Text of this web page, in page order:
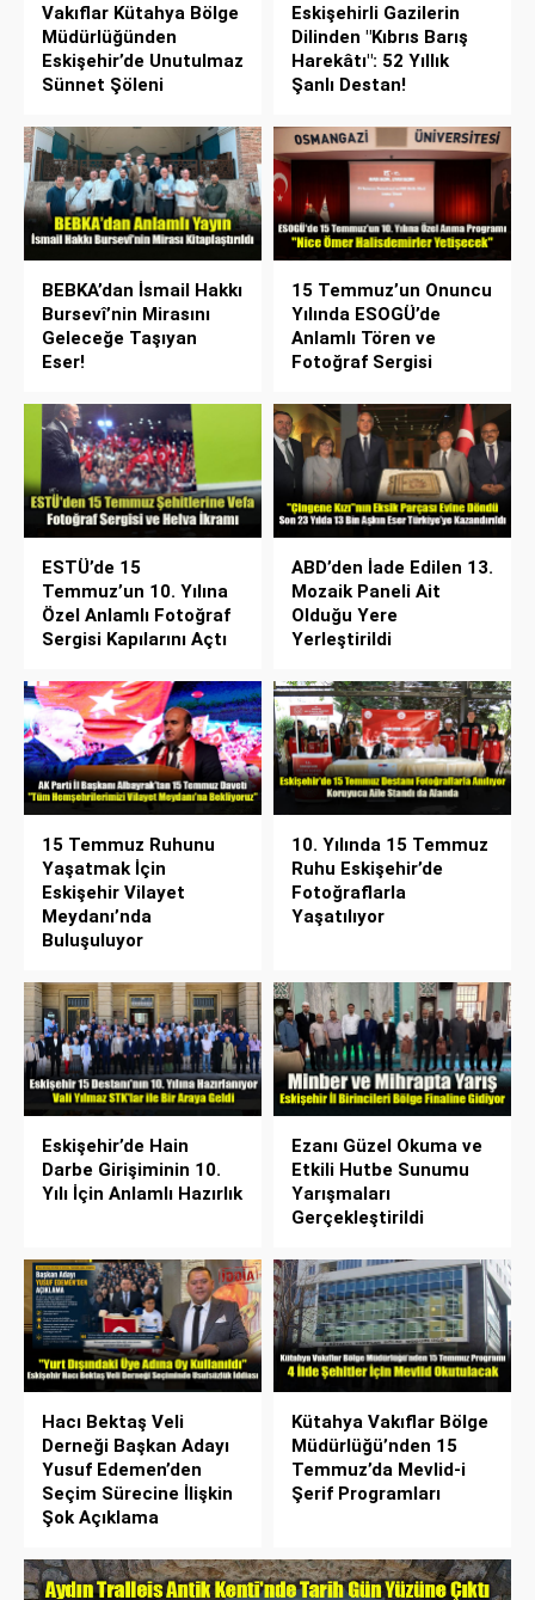
Vakıflar Kütahya Bölge
Müdürlüğünden
Eskişehir’de Unutulmaz
Sünnet Şöleni
Eskişehirli Gazilerin
Dilinden "Kıbrıs Barış
Harekâtı": 52 Yıllık
Şanlı Destan!
BEBKA’dan İsmail Hakkı
Bursevî’nin Mirasını
Geleceğe Taşıyan
Eser!
15 Temmuz’un Onuncu
Yılında ESOGÜ’de
Anlamlı Tören ve
Fotoğraf Sergisi
ESTÜ’de 15
Temmuz’un 10. Yılına
Özel Anlamlı Fotoğraf
Sergisi Kapılarını Açtı
ABD’den İade Edilen 13.
Mozaik Paneli Ait
Olduğu Yere
Yerleştirildi
15 Temmuz Ruhunu
Yaşatmak İçin
Eskişehir Vilayet
Meydanı’nda
Buluşuluyor
10. Yılında 15 Temmuz
Ruhu Eskişehir’de
Fotoğraflarla
Yaşatılıyor
Eskişehir’de Hain
Darbe Girişiminin 10.
Yılı İçin Anlamlı Hazırlık
Ezanı Güzel Okuma ve
Etkili Hutbe Sunumu
Yarışmaları
Gerçekleştirildi
Hacı Bektaş Veli
Derneği Başkan Adayı
Yusuf Edemen’den
Seçim Sürecine İlişkin
Şok Açıklama
Kütahya Vakıflar Bölge
Müdürlüğü’nden 15
Temmuz’da Mevlid-i
Şerif Programları